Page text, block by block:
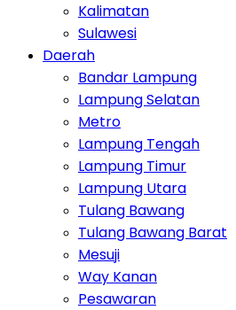
Kalimatan
Sulawesi
Daerah
Bandar Lampung
Lampung Selatan
Metro
Lampung Tengah
Lampung Timur
Lampung Utara
Tulang Bawang
Tulang Bawang Barat
Mesuji
Way Kanan
Pesawaran